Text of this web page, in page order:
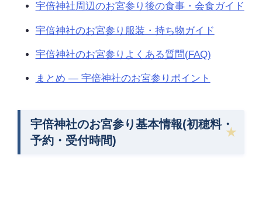
宇倍神社周辺のお宮参り後の食事・会食ガイド
宇倍神社のお宮参り服装・持ち物ガイド
宇倍神社のお宮参りよくある質問(FAQ)
まとめ — 宇倍神社のお宮参りポイント
宇倍神社のお宮参り基本情報(初穂料・
予約・受付時間)